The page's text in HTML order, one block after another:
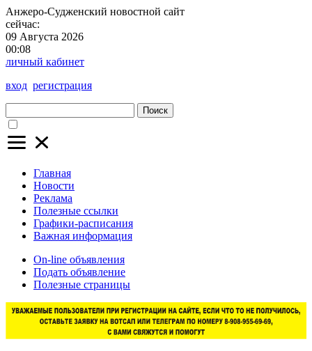
Анжеро-Судженский новостной сайт
сейчас:
09 Августа 2026
00:08
личный кабинет
вход регистрация
Поиск
Главная
Новости
Реклама
Полезные ссылки
Графики-расписания
Важная информация
On-line объявления
Подать объявление
Полезные страницы